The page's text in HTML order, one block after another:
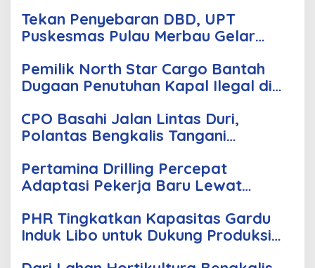
Tekan Penyebaran DBD, UPT
Puskesmas Pulau Merbau Gelar
Pemilik North Star Cargo Bantah
Dugaan Penutuhan Kapal Ilegal di
CPO Basahi Jalan Lintas Duri,
Polantas Bengkalis Tangani
Pertamina Drilling Percepat
Adaptasi Pekerja Baru Lewat
PHR Tingkatkan Kapasitas Gardu
Induk Libo untuk Dukung Produksi